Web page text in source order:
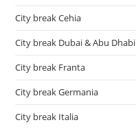
City break Cehia
City break Dubai & Abu Dhabi
City break Franta
City break Germania
City break Italia